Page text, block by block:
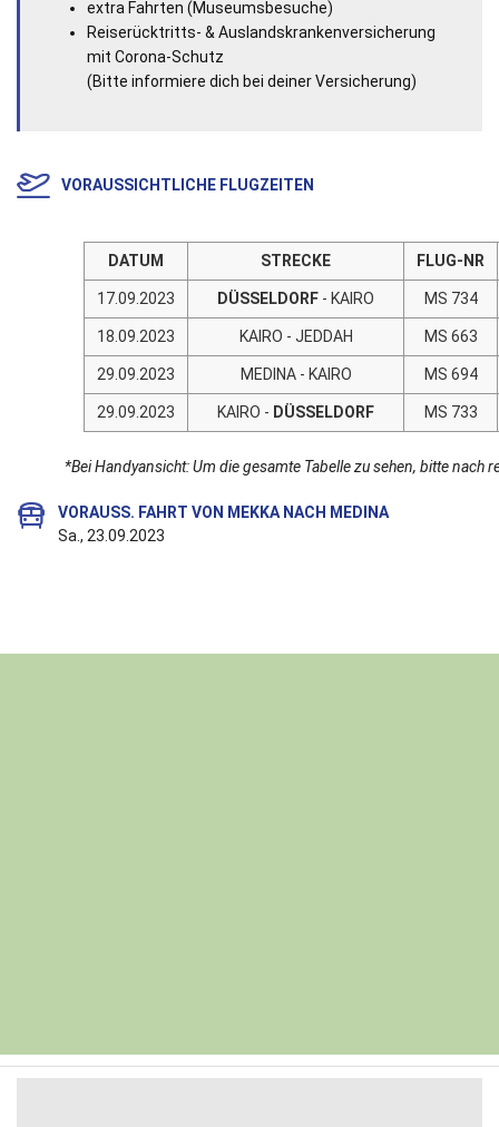
extra Fahrten (Museumsbesuche)
Reiserücktritts- & Auslandskrankenversicherung
mit Corona-Schutz
(Bitte informiere dich bei deiner Versicherung)
VORAUSSICHTLICHE FLUGZEITEN
DATUM STRECKE FLUG-NR
17.09.2023 DÜSSELDORF - KAIRO MS 734
18.09.2023 KAIRO - JEDDAH MS 663
29.09.2023 MEDINA - KAIRO MS 694
29.09.2023 KAIRO - DÜSSELDORF MS 733
*Bei Handyansicht: Um die gesamte Tabelle zu sehen, bitte nach
VORAUSS. FAHRT VON MEKKA NACH MEDINA
Sa., 23.09.2023